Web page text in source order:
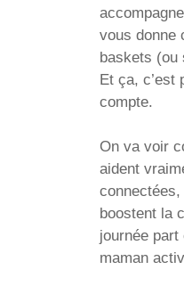
vous donne
baskets (ou
Et ça, c’est
compte.
On va voir
aident
boostent la
journée
maman